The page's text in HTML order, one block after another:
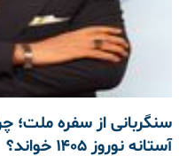
سنگربانی از سفره‌ ملت؛
آستانه‌ نوروز ۱۴۰۵ خواند؟